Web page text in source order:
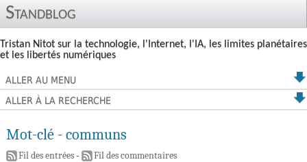
Standblog
Tristan Nitot sur la technologie, l'Internet, l'IA, les limites planétaires
et les libertés numériques
ALLER AU MENU
ALLER À LA RECHERCHE
Mot-clé - communs
Fil des entrées- Fil des commentaires